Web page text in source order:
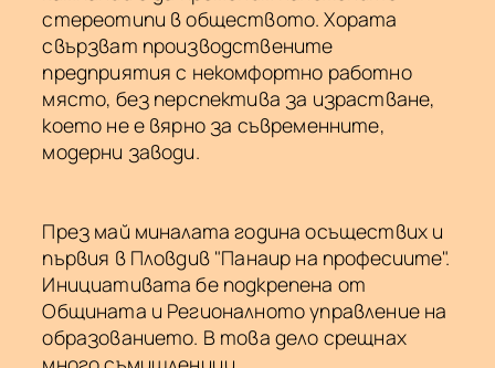
стереотипи в обществото. Хората
свързват производствените
предприятия с некомфортно работно
място, без перспектива за израстване,
което не е вярно за съвременните,
модерни заводи.
През май миналата година осъществих и
първия в Пловдив "Панаир на професиите".
Инициативата бе подкрепена от
Общината и Регионалното управление на
образованието. В това дело срещнах